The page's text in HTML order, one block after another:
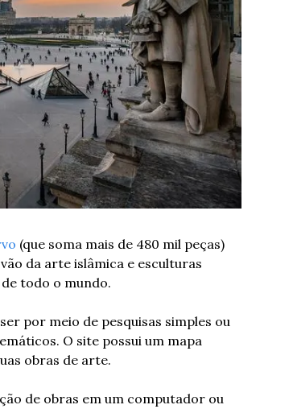
(que soma mais de 480 mil peças)
da arte islâmica e esculturas
todo o mundo.
por meio de pesquisas simples ou
O site possui um mapa
obras de arte.
de obras em um computador ou